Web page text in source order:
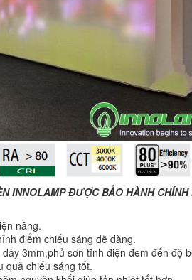
INNOLAMP ĐƯỢC BẢO HÀNH CHÍNH
năng.
điểm chiếu sáng dễ dàng.
3mm,phủ sơn tĩnh điện đem đến độ
quả chiếu sáng tốt.